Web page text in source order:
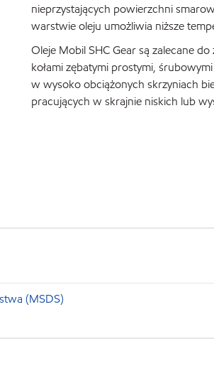
nieprzystających powierzchni
warstwie oleju umożliwia niższe
Oleje Mobil SHC Gear są zalecane
kołami zębatymi prostymi,
w wysoko obciążonych skrzyniach
pracujących w skrajnie niskich lub
(MSDS)